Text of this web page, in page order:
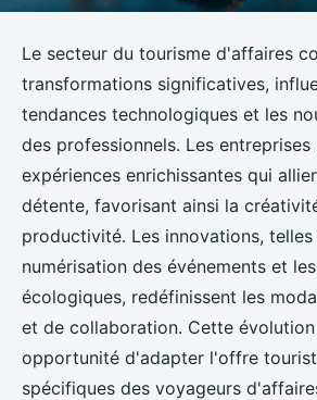
Le secteur du tourisme d'affaires
transformations significatives,
tendances technologiques et les
des professionnels. Les
expériences enrichissantes qui
détente, favorisant ainsi la
productivité. Les innovations, telles
numérisation des événements et
écologiques, redéfinissent les
et de collaboration. Cette
opportunité d'adapter l'offre
spécifiques des voyageurs